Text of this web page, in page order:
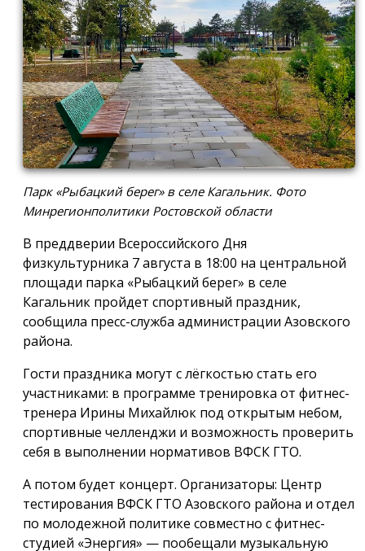
Парк «Рыбацкий берег» в селе Кагальник. Фото
Минрегионполитики Ростовской области
В преддверии Всероссийского Дня
физкультурника 7 августа в 18:00 на центральной
площади парка «Рыбацкий берег» в селе
Кагальник пройдет спортивный праздник,
сообщила пресс-служба администрации Азовского
района.
Гости праздника могут с лёгкостью стать его
участниками: в программе тренировка от фитнес-
тренера Ирины Михайлюк под открытым небом,
спортивные челленджи и возможность проверить
себя в выполнении нормативов ВФСК ГТО.
А потом будет концерт. Организаторы: Центр
тестирования ВФСК ГТО Азовского района и отдел
по молодежной политике совместно с фитнес-
студией «Энергия» — пообещали музыкальную